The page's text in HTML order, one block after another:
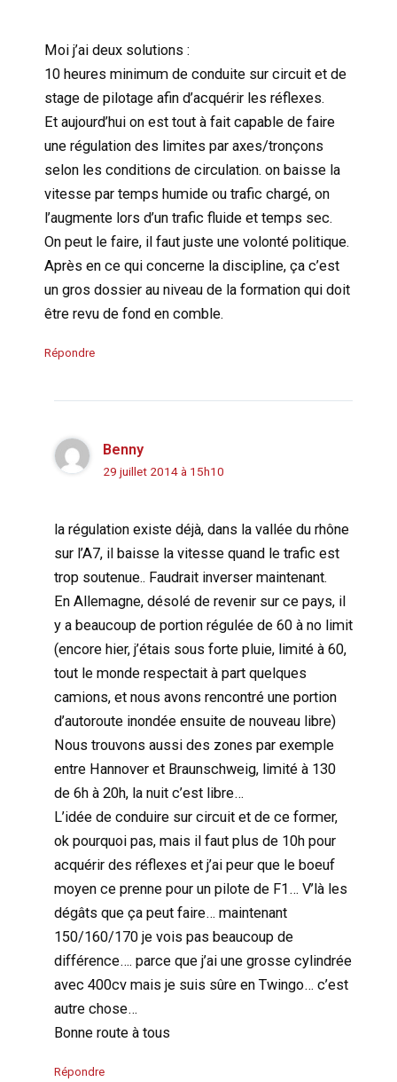
Moi j’ai deux solutions :
10 heures minimum de conduite sur circuit et de
stage de pilotage afin d’acquérir les réflexes.
Et aujourd’hui on est tout à fait capable de faire
une régulation des limites par axes/tronçons
selon les conditions de circulation. on baisse la
vitesse par temps humide ou trafic chargé, on
l’augmente lors d’un trafic fluide et temps sec.
On peut le faire, il faut juste une volonté politique.
Après en ce qui concerne la discipline, ça c’est
un gros dossier au niveau de la formation qui doit
être revu de fond en comble.
Répondre
Benny
29 juillet 2014 à 15h10
la régulation existe déjà, dans la vallée du rhône
sur l’A7, il baisse la vitesse quand le trafic est
trop soutenue.. Faudrait inverser maintenant.
En Allemagne, désolé de revenir sur ce pays, il
y a beaucoup de portion régulée de 60 à no limit
(encore hier, j’étais sous forte pluie, limité à 60,
tout le monde respectait à part quelques
camions, et nous avons rencontré une portion
d’autoroute inondée ensuite de nouveau libre)
Nous trouvons aussi des zones par exemple
entre Hannover et Braunschweig, limité à 130
de 6h à 20h, la nuit c’est libre…
L’idée de conduire sur circuit et de ce former,
ok pourquoi pas, mais il faut plus de 10h pour
acquérir des réflexes et j’ai peur que le boeuf
moyen ce prenne pour un pilote de F1… V’là les
dégâts que ça peut faire… maintenant
150/160/170 je vois pas beaucoup de
différence…. parce que j’ai une grosse cylindrée
avec 400cv mais je suis sûre en Twingo… c’est
autre chose…
Bonne route à tous
Répondre